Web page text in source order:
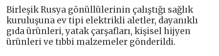
Birleşik Rusya gönüllülerinin çalıştığı sağlık
kuruluşuna ev tipi elektrikli aletler, dayanıklı
gıda ürünleri, yatak çarşafları, kişisel hijyen
ürünleri ve tıbbi malzemeler gönderildi.